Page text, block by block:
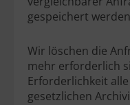
gespeichert
Wir löschen die
mehr erforderlich
Erforderlichkeit
gesetzlichen